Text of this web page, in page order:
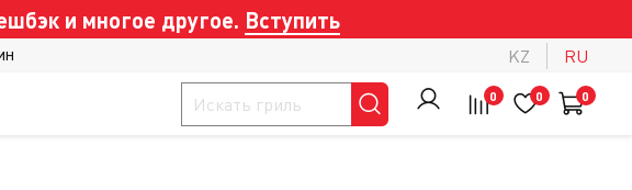
и многое другое. Вступить
KZ RU
0 0 0